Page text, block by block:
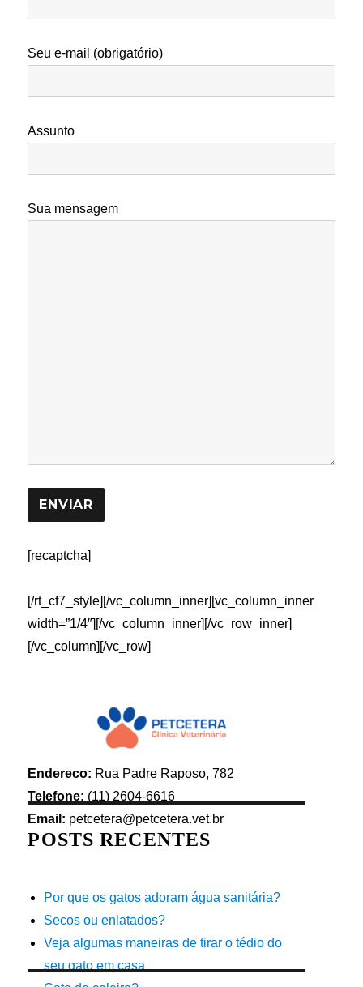
Seu e-mail (obrigatório)
Assunto
Sua mensagem
[recaptcha]
[/rt_cf7_style][/vc_column_inner][vc_column_inner
width=”1/4″][/vc_column_inner][/vc_row_inner]
[/vc_column][/vc_row]
Endereco: Rua Padre Raposo, 782
Telefone: (11) 2604-6616
Email: petcetera@petcetera.vet.br
POSTS RECENTES
Por que os gatos adoram água sanitária?
Secos ou enlatados?
Veja algumas maneiras de tirar o tédio do
seu gato em casa